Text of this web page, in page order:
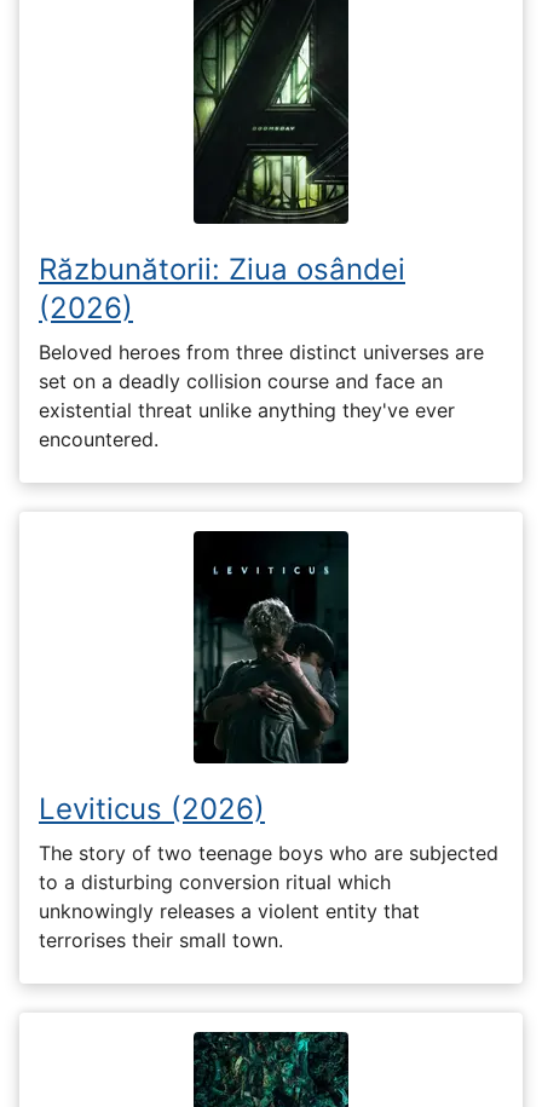
Răzbunătorii: Ziua osândei
(2026)
Beloved heroes from three distinct universes are
set on a deadly collision course and face an
existential threat unlike anything they've ever
encountered.
Leviticus (2026)
The story of two teenage boys who are subjected
to a disturbing conversion ritual which
unknowingly releases a violent entity that
terrorises their small town.